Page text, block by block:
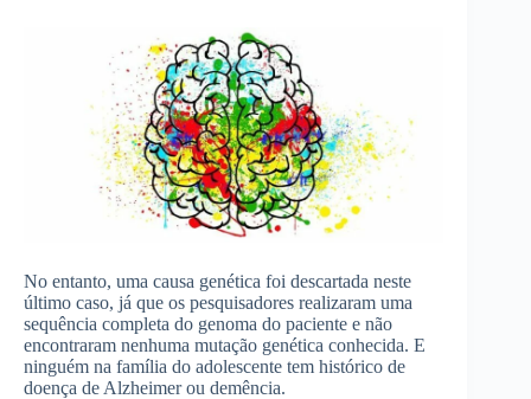
No entanto, uma causa genética foi descartada neste
último caso, já que os pesquisadores realizaram uma
sequência completa do genoma do paciente e não
encontraram nenhuma mutação genética conhecida. E
ninguém na família do adolescente tem histórico de
doença de Alzheimer ou demência.